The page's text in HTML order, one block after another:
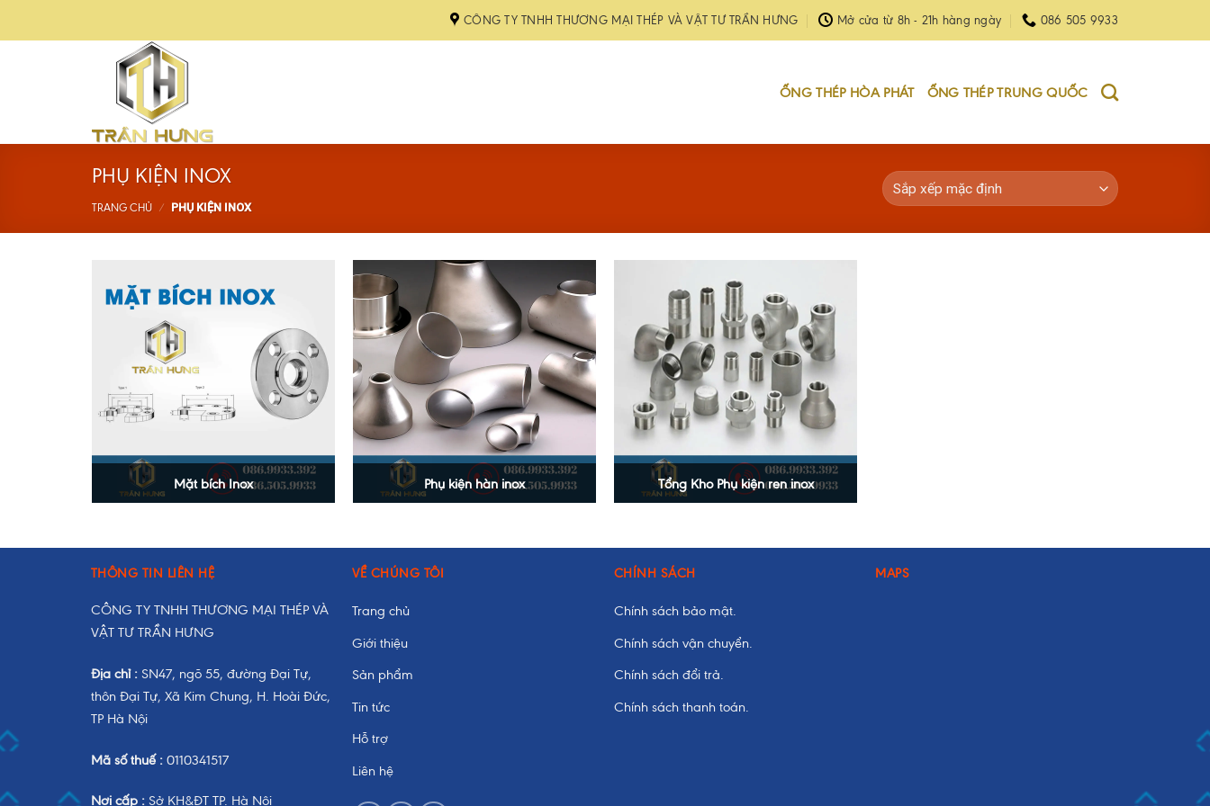
CÔNG TY TNHH THƯƠNG MẠI THÉP VÀ VẬT TƯ TRẦN HƯNG Mở cửa từ 8h - 21h hàng ngày 086 505 9933
ỐNG THÉP HÒA PHÁT ỐNG THÉP TRUNG QUỐC
PHỤ KIỆN INOX
TRANG CHỦ / PHỤ KIỆN INOX
Mặt bích Inox Phụ kiện hàn inox Tổng Kho Phụ kiện ren inox
THÔNG TIN LIÊN HỆ
CÔNG TY TNHH THƯƠNG MẠI THÉP VÀ
VẬT TƯ TRẦN HƯNG
Địa chỉ :SN47, ngõ 55, đường Đại Tự,
thôn Đại Tự, Xã Kim Chung, H. Hoài Đức,
TP Hà Nội
Mã số thuế : 0110341517
Nơi cấp :Sở KH&ĐT TP. Hà Nội
VỀ CHÚNG TÔI
Trang chủ
Giới thiệu
Sản phẩm
Tin tức
Hỗ trợ
Liên hệ
CHÍNH SÁCH
Chính sách bảo mật.
Chính sách vận chuyển.
Chính sách đổi trả.
Chính sách thanh toán.
MAPS